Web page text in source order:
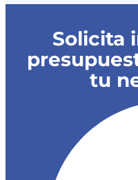
Solicita
tu